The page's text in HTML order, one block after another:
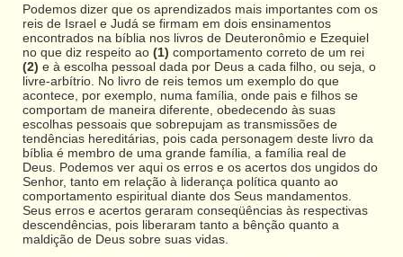
Podemos dizer que os aprendizados mais importantes com os
reis de Israel e Judá se firmam em dois ensinamentos
encontrados na bíblia nos livros de Deuteronômio e Ezequiel
no que diz respeito ao (1) comportamento correto de um rei
(2) e à escolha pessoal dada por Deus a cada filho, ou seja, o
livre-arbítrio. No livro de reis temos um exemplo do que
acontece, por exemplo, numa família, onde pais e filhos se
comportam de maneira diferente, obedecendo às suas
escolhas pessoais que sobrepujam as transmissões de
tendências hereditárias, pois cada personagem deste livro da
bíblia é membro de uma grande família, a família real de
Deus. Podemos ver aqui os erros e os acertos dos ungidos do
Senhor, tanto em relação à liderança política quanto ao
comportamento espiritual diante dos Seus mandamentos.
Seus erros e acertos geraram conseqüências às respectivas
descendências, pois liberaram tanto a bênção quanto a
maldição de Deus sobre suas vidas.